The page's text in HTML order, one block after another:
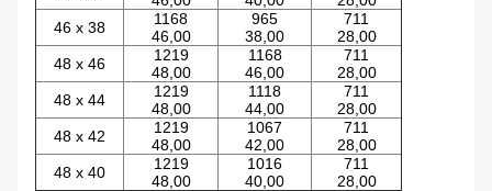
46 x 38
1168
46,00
965
38,00
711
28,00
48 x 46
1219
48,00
1168
46,00
711
28,00
48 x 44
1219
48,00
1118
44,00
711
28,00
48 x 42
1219
48,00
1067
42,00
711
28,00
48 x 40
1219
48,00
1016
40,00
711
28,00